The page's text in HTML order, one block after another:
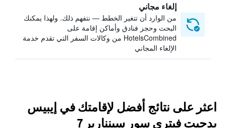
إلغاء مجاني
من الوارد أن تتغير الخطط — نتفهم ذلك. ولهذا يمكنك
البحث وحجز فنادق وأماكن إقامة على
HotelsCombined من وكالات السفر التي تقدم خدمة
الإلغاء المجاني
اعثر على نتائج أفضل لإقامتك في إيبيس
بدجيت فيتري سور سينناربر 7